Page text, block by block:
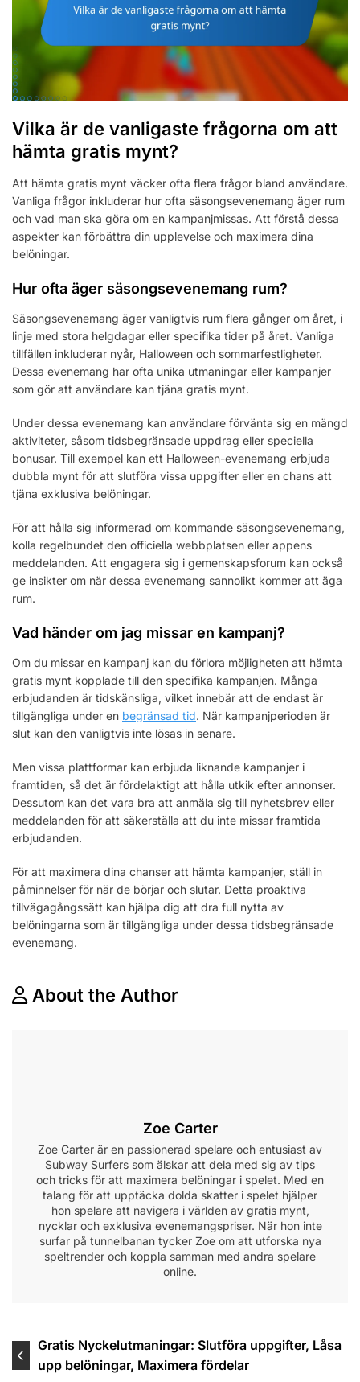
Vilka är de vanligaste frågorna om att
hämta gratis mynt?
Att hämta gratis mynt väcker ofta flera frågor bland användare.
Vanliga frågor inkluderar hur ofta säsongsevenemang äger rum
och vad man ska göra om en kampanjmissas. Att förstå dessa
aspekter kan förbättra din upplevelse och maximera dina
belöningar.
Hur ofta äger säsongsevenemang rum?
Säsongsevenemang äger vanligtvis rum flera gånger om året, i
linje med stora helgdagar eller specifika tider på året. Vanliga
tillfällen inkluderar nyår, Halloween och sommarfestligheter.
Dessa evenemang har ofta unika utmaningar eller kampanjer
som gör att användare kan tjäna gratis mynt.
Under dessa evenemang kan användare förvänta sig en mängd
aktiviteter, såsom tidsbegränsade uppdrag eller speciella
bonusar. Till exempel kan ett Halloween-evenemang erbjuda
dubbla mynt för att slutföra vissa uppgifter eller en chans att
tjäna exklusiva belöningar.
För att hålla sig informerad om kommande säsongsevenemang,
kolla regelbundet den officiella webbplatsen eller appens
meddelanden. Att engagera sig i gemenskapsforum kan också
ge insikter om när dessa evenemang sannolikt kommer att äga
rum.
Vad händer om jag missar en kampanj?
Om du missar en kampanj kan du förlora möjligheten att hämta
gratis mynt kopplade till den specifika kampanjen. Många
erbjudanden är tidskänsliga, vilket innebär att de endast är
tillgängliga under en begränsad tid. När kampanjperioden är
slut kan den vanligtvis inte lösas in senare.
Men vissa plattformar kan erbjuda liknande kampanjer i
framtiden, så det är fördelaktigt att hålla utkik efter annonser.
Dessutom kan det vara bra att anmäla sig till nyhetsbrev eller
meddelanden för att säkerställa att du inte missar framtida
erbjudanden.
För att maximera dina chanser att hämta kampanjer, ställ in
påminnelser för när de börjar och slutar. Detta proaktiva
tillvägagångssätt kan hjälpa dig att dra full nytta av
belöningarna som är tillgängliga under dessa tidsbegränsade
evenemang.
About the Author
Zoe Carter
Zoe Carter är en passionerad spelare och entusiast av
Subway Surfers som älskar att dela med sig av tips
och tricks för att maximera belöningar i spelet. Med en
talang för att upptäcka dolda skatter i spelet hjälper
hon spelare att navigera i världen av gratis mynt,
nycklar och exklusiva evenemangspriser. När hon inte
surfar på tunnelbanan tycker Zoe om att utforska nya
speltrender och koppla samman med andra spelare
online.
Post
navigation
Gratis Nyckelutmaningar: Slutföra uppgifter, Låsa
upp belöningar, Maximera fördelar